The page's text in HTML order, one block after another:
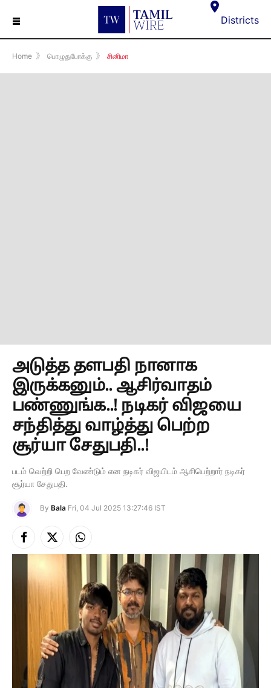
☰ Districts
Home 》 பொழுதுபோக்கு 》 சினிமா
அடுத்த தளபதி நானாக
இருக்கனும்.. ஆசிர்வாதம்
பண்ணுங்க..! நடிகர் விஜயை
சந்தித்து வாழ்த்து பெற்ற
சூர்யா சேதுபதி..!
படம் வெற்றி பெற வேண்டும் என நடிகர் விஜயிடம் ஆசிபெற்றார் நடிகர்
சூர்யா சேதுபதி.
By Bala Fri, 04 Jul 2025 13:27:46 IST
Facebook
X
(Twitter)
Instagram